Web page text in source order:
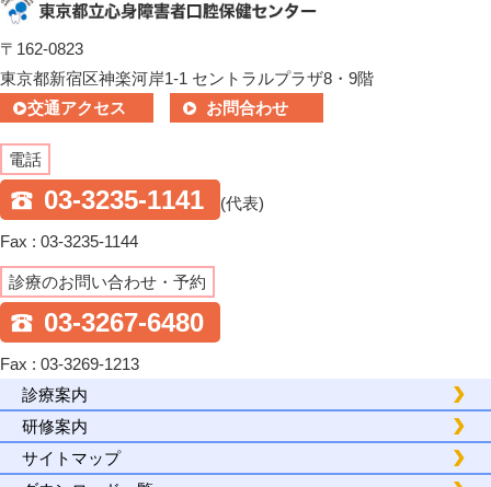
〒162-0823
東京都新宿区神楽河岸1-1 セントラルプラザ8・9階
交通アクセス
お問合わせ
電話
03-3235-1141 (代表)
Fax : 03-3235-1144
診療のお問い合わせ・予約
03-3267-6480
Fax : 03-3269-1213
診療案内
研修案内
サイトマップ